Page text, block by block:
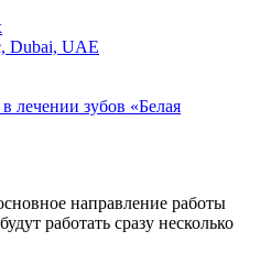
Dubai, UAE
лечении зубов «Белая
направление работы
работать сразу несколько